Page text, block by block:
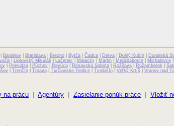
Bardejov Bratislava Brezno Bytča |Čadca Detva Dolný Kubín Dunajská
| Liptovský Mikuláš Lučenec Malacky| Martin| Medzilaborce| Michalovce|
| Prievidza| Púchov| Revúca| Rimavská Sobota| Rožňava| Ružomberok
| Trenčín| Trnava| Turčianske Teplice| Tvrdošín| Veľký Krtíš Vranov nad
na prácu Agentúry Zasielanie ponúk práce Vložiť